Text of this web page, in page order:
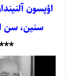
آلنیندان آنا!
سن